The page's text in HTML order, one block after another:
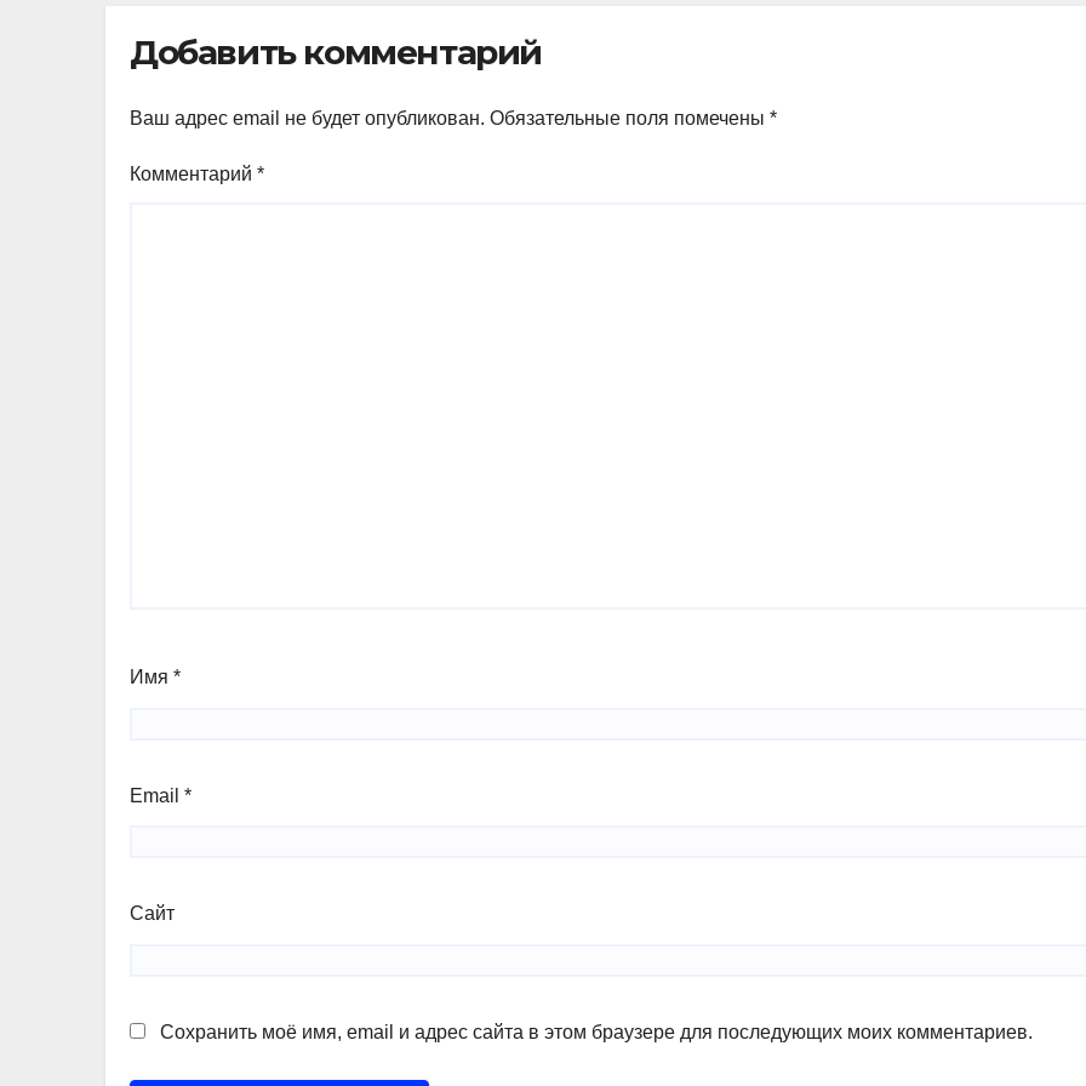
Добавить комментарий
Ваш адрес email не будет опубликован. Обязательные поля помечены *
Комментарий *
Имя *
Email *
Сайт
Сохранить моё имя, email и адрес сайта в этом браузере для последующих моих комментариев.